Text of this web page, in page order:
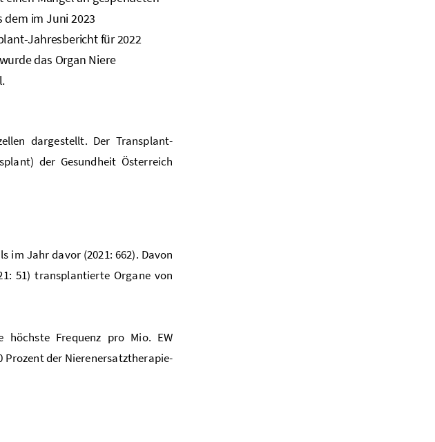
dem im Juni 2023
Jahresbericht für 2022
das Organ Niere
dargestellt. Der Transplant-
der Gesundheit Österreich
im Jahr davor (2021: 662). Davon
51) transplantierte Organe von
höchste Frequenz pro Mio. EW
Prozent der Nierenersatztherapie-